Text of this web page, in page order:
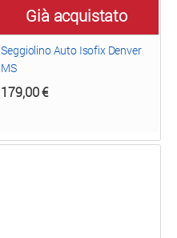
Già acquistato
Seggiolino Auto Isofix Denver
MS
179,00€